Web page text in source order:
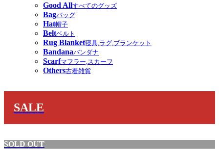
Good Allすべてのグッズ
Bagバッグ
Hat帽子
Beltベルト
Rug Blanket寝具,ラグ,ブランケット
Bandanaバンダナ
Scarfマフラー,スカーフ
Others古着雑貨
SALE
SOLD OUT